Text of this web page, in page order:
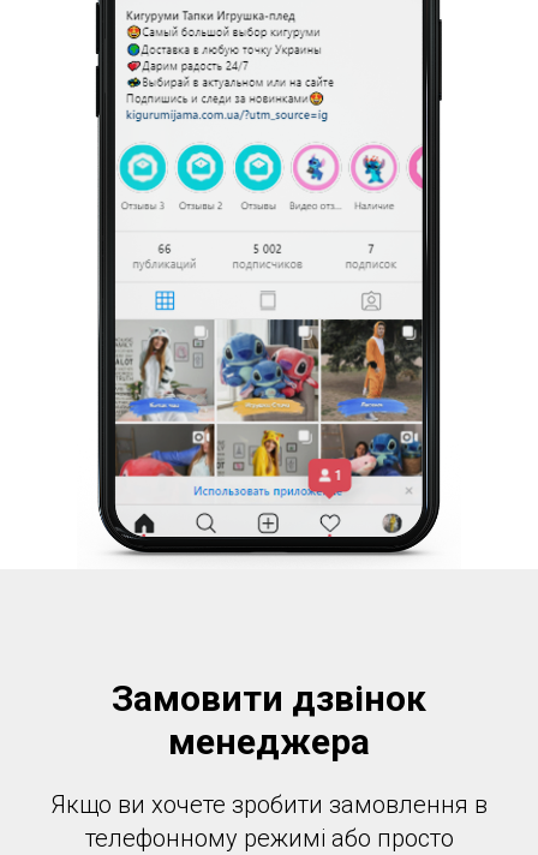
Замовити дзвінок
менеджера
Якщо ви хочете зробити замовлення в
телефонному режимі або просто